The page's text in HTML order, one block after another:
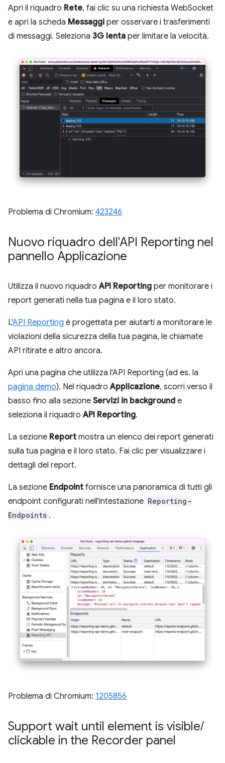
Apri il riquadro Rete, fai clic su una richiesta WebSocket
e apri la scheda Messaggi per osservare i trasferimenti
di messaggi. Seleziona 3G lenta per limitare la velocità.
Problema di Chromium: 423246
Nuovo riquadro dell'API Reporting nel
pannello Applicazione
Utilizza il nuovo riquadroAPI Reporting per monitorare i
report generati nella tua pagina e il loro stato.
L'API Reporting è progettata per aiutarti a monitorare le
violazioni della sicurezza della tua pagina, le chiamate
API ritirate e altro ancora.
Apri una pagina che utilizza l'API Reporting (ad es. la
pagina demo). Nel riquadroApplicazione, scorri verso il
basso fino alla sezione Servizi in background e
seleziona il riquadroAPI Reporting.
La sezione Report mostra un elenco dei report generati
sulla tua pagina e il loro stato. Fai clic per visualizzare i
dettagli del report.
La sezione Endpoint fornisce una panoramica di tutti gli
endpoint configurati nell'intestazione Reporting-
Endpoints .
Problema di Chromium: 1205856
Support wait until element is visible/
clickable in the Recorder panel